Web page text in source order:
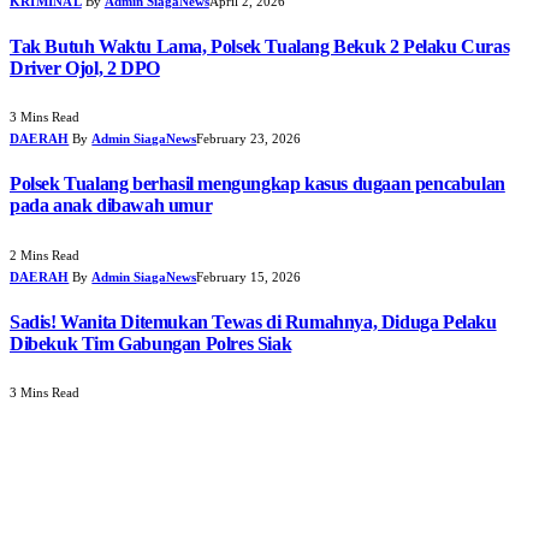
Tak Butuh Waktu Lama, Polsek Tualang Bekuk 2 Pelaku Curas
Driver Ojol, 2 DPO
3 Mins Read
DAERAH By Admin SiagaNewsFebruary 23, 2026
Polsek Tualang berhasil mengungkap kasus dugaan pencabulan
pada anak dibawah umur
2 Mins Read
DAERAH By Admin SiagaNewsFebruary 15, 2026
Sadis! Wanita Ditemukan Tewas di Rumahnya, Diduga Pelaku
Dibekuk Tim Gabungan Polres Siak
3 Mins Read